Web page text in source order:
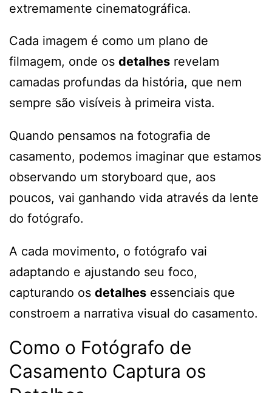
extremamente cinematográfica.
Cada imagem é como um plano de
filmagem, onde os detalhes revelam
camadas profundas da história, que nem
sempre são visíveis à primeira vista.
Quando pensamos na fotografia de
casamento, podemos imaginar que estamos
observando um storyboard que, aos
poucos, vai ganhando vida através da lente
do fotógrafo.
A cada movimento, o fotógrafo vai
adaptando e ajustando seu foco,
capturando os detalhes essenciais que
constroem a narrativa visual do casamento.
Como o Fotógrafo de
Casamento Captura os